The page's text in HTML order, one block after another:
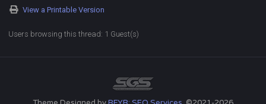
View a Printable Version
Users browsing this thread: 1 Guest(s)